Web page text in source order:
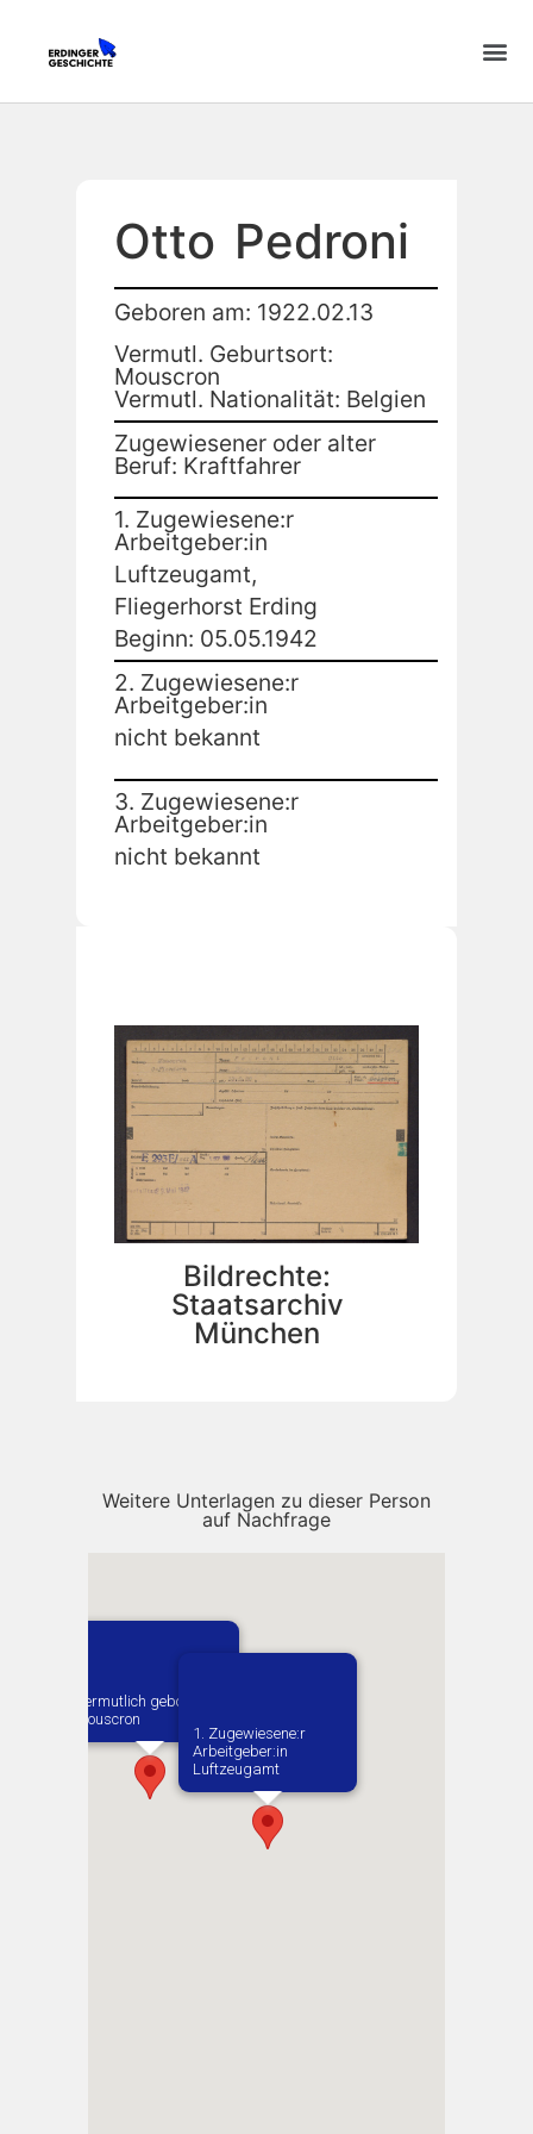
Otto Pedroni
Geboren am: 1922.02.13
Vermutl. Geburtsort:
Mouscron
Vermutl. Nationalität: Belgien
Zugewiesener oder alter
Beruf: Kraftfahrer
1. Zugewiesene:r
Arbeitgeber:in
Luftzeugamt,
Fliegerhorst Erding
Beginn: 05.05.1942
2. Zugewiesene:r
Arbeitgeber:in
nicht bekannt
3. Zugewiesene:r
Arbeitgeber:in
nicht bekannt
Bildrechte:
Staatsarchiv
München
Weitere Unterlagen zu dieser Person
auf Nachfrage
Vermutlich geboren in
Mouscron
1. Zugewiesene:r
Arbeitgeber:in​
Luftzeugamt